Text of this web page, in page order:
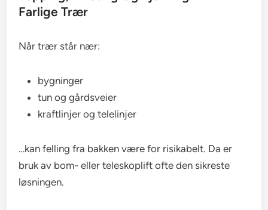
Farlige Trær
Når trær står nær:
bygninger
tun og gårdsveier
kraftlinjer og telelinjer
…kan felling fra bakken være for risikabelt. Da er
bruk av bom- eller teleskoplift ofte den sikreste
løsningen.